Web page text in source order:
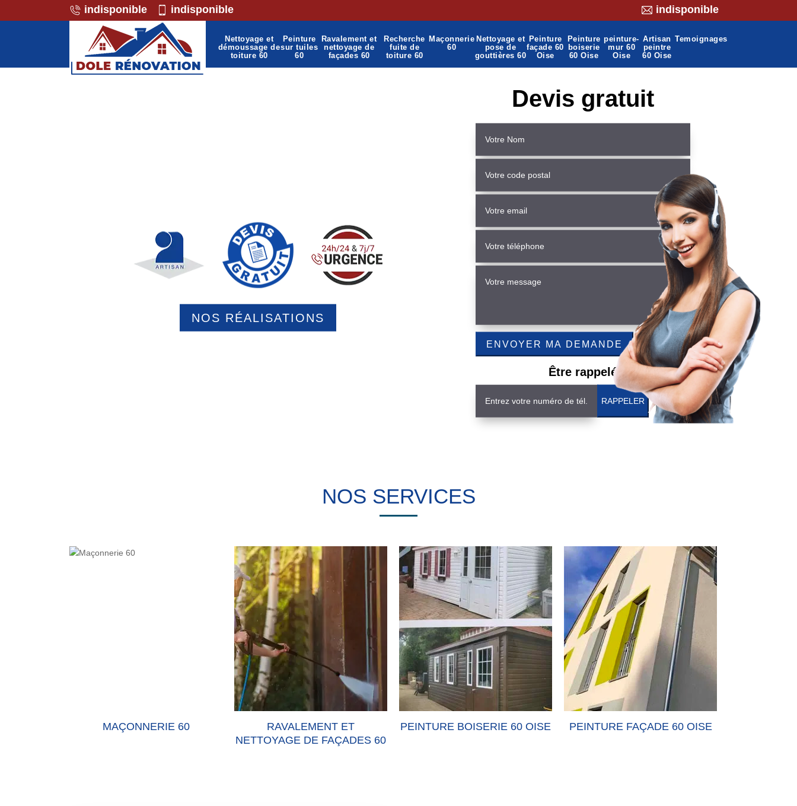
indisponible indisponible indisponible
Nettoyage et
démoussage de
toiture 60
Peinture
sur tuiles
60
Ravalement et
nettoyage de
façades 60
Recherche
fuite de
toiture 60
Maçonnerie
60
Nettoyage et
pose de
gouttières 60
Peinture
façade 60
Oise
Peinture
boiserie
60 Oise
peinture-
mur 60
Oise
Artisan
peintre
60 Oise
Temoignages
NOS RÉALISATIONS
Devis gratuit
Être rappelé
NOS SERVICES
MAÇONNERIE 60
RAVALEMENT ET
NETTOYAGE DE FAÇADES 60
PEINTURE BOISERIE 60 OISE PEINTURE FAÇADE 60 OISE